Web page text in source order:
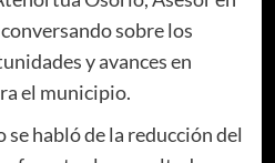
sobre los
y avances en
el municipio.
habló de la reducción del